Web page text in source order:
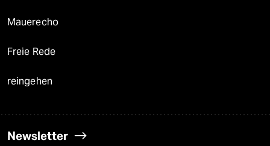
Mauerecho
Freie Rede
reingehen
Newsletter